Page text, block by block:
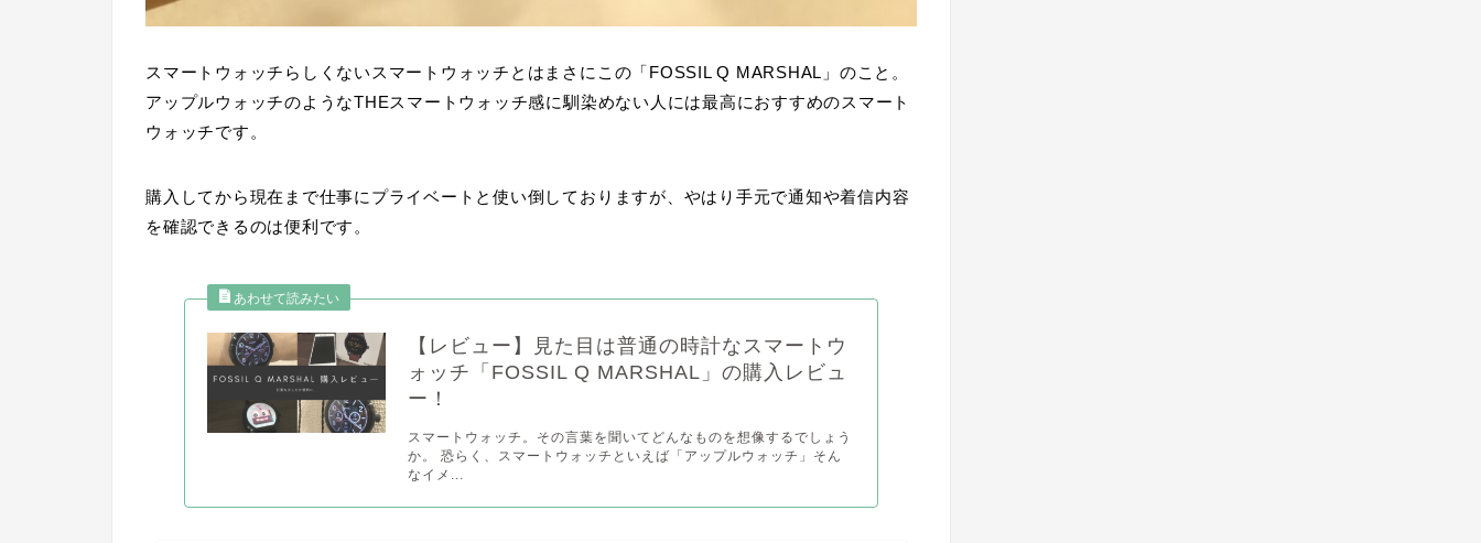
スマートウォッチらしくないスマートウォッチとはまさにこの「FOSSIL Q MARSHAL」のこと。
アップルウォッチのようなTHEスマートウォッチ感に馴染めない人には最高におすすめのスマート
ウォッチです。
購入してから現在まで仕事にプライベートと使い倒しておりますが、やはり手元で通知や着信内容
を確認できるのは便利です。
【レビュー】見た目は普通の時計なスマートウ
ォッチ「FOSSIL Q MARSHAL」の購入レビュ
ー！
スマートウォッチ。その言葉を聞いてどんなものを想像するでしょう
か。 恐らく、スマートウォッチといえば「アップルウォッチ」そん
なイメ...